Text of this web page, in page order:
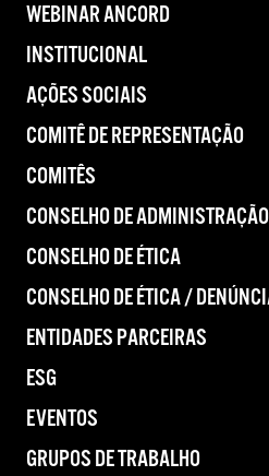
WEBINAR ANCORD
INSTITUCIONAL
AÇÕES SOCIAIS
COMITÊ DE REPRESENTAÇÃO
COMITÊS
CONSELHO DE ADMINISTRAÇÃO
CONSELHO DE ÉTICA
CONSELHO DE ÉTICA /
ENTIDADES PARCEIRAS
ESG
EVENTOS
GRUPOS DE TRABALHO